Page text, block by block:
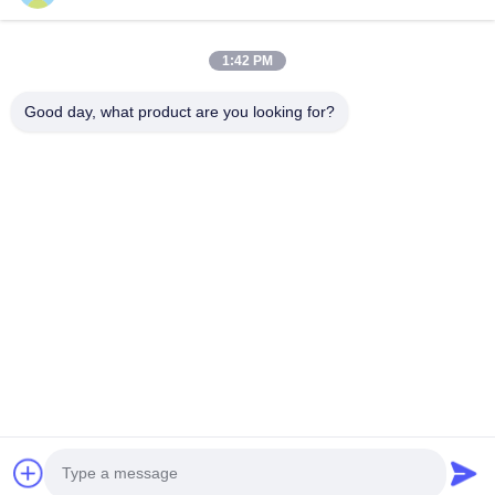
© 2026 Acme (Shenzhen) Technology Co., Ltd. All Rights Reserved.
1:42 PM
Good day, what product are you looking for?